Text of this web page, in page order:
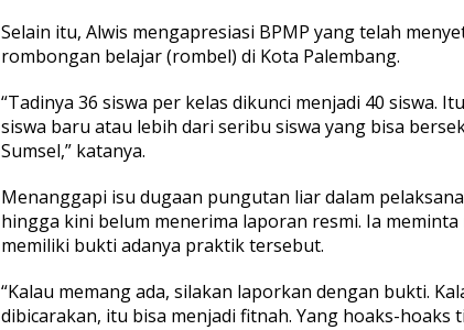
Selain itu, Alwis mengapresiasi BPMP yang telah
rombongan belajar (rombel) di Kota Palembang.
“Tadinya 36 siswa per kelas dikunci menjadi 40 siswa.
siswa baru atau lebih dari seribu siswa yang bisa
Sumsel,” katanya.
Menanggapi isu dugaan pungutan liar dalam
hingga kini belum menerima laporan resmi. Ia
memiliki bukti adanya praktik tersebut.
“Kalau memang ada, silakan laporkan dengan bukti.
dibicarakan, itu bisa menjadi fitnah. Yang hoaks-hoaks